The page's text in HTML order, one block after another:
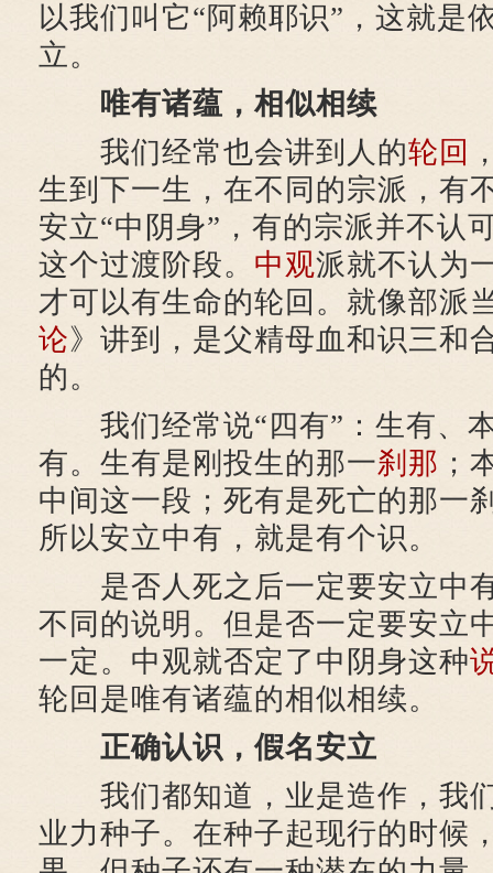
以我们叫它“阿赖耶识”，这就是
立。
唯有诸蕴，相似相续
我们经常也会讲到人的轮回
生到下一生，在不同的宗派，有
安立“中阴身”，有的宗派并不认
这个过渡阶段。 中观派就不认为
才可以有生命的轮回。就像部派
论》讲到，是父精母血和识三和
的。
我们经常说“四有”：生有、
有。生有是刚投生的那一刹那 ；
中间这一段；死有是死亡的那一
所以安立中有，就是有个识。
是否人死之后一定要安立中
不同的说明。但是否一定要安立
一定。中观就否定了中阴身这种
轮回是唯有诸蕴的相似相续。
正确认识，假名安立
我们都知道，业是造作，我
业力种子。在种子起现行的时候